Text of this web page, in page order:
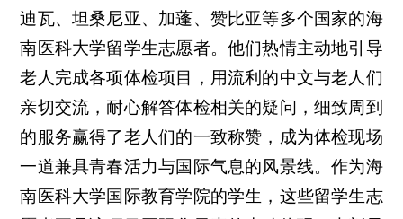
迪瓦、坦桑尼亚、加蓬、赞比亚等多个国家的海
南医科大学留学生志愿者。他们热情主动地引导
老人完成各项体检项目，用流利的中文与老人们
亲切交流，耐心解答体检相关的疑问，细致周到
的服务赢得了老人们的一致称赞，成为体检现场
一道兼具青春活力与国际气息的风景线。作为海
南医科大学国际教育学院的学生，这些留学生志